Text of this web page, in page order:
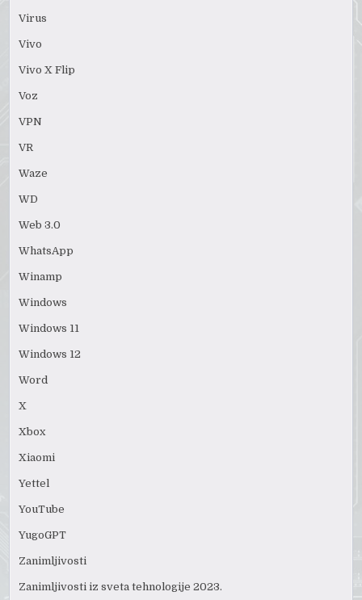
Virus
Vivo
Vivo X Flip
Voz
VPN
VR
Waze
WD
Web 3.0
WhatsApp
Winamp
Windows
Windows 11
Windows 12
Word
X
Xbox
Xiaomi
Yettel
YouTube
YugoGPT
Zanimljivosti
Zanimljivosti iz sveta tehnologije 2023.